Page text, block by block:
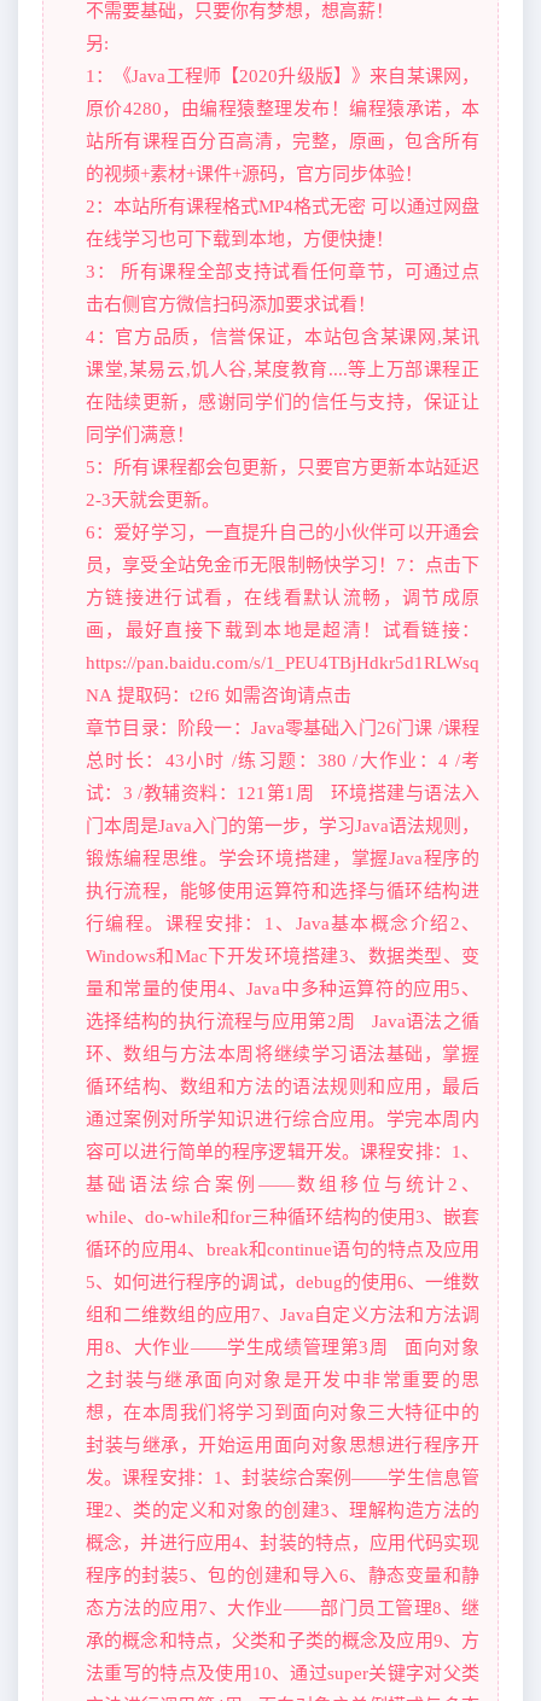
不需要基础，只要你有梦想，想高薪！
另:
1：《Java工程师【2020升级版】》来自某课网，
原价4280，由编程猿整理发布！编程猿承诺，本
站所有课程百分百高清，完整，原画，包含所有
的视频+素材+课件+源码，官方同步体验！
2：本站所有课程格式MP4格式无密 可以通过网盘
在线学习也可下载到本地，方便快捷！
3： 所有课程全部支持试看任何章节，可通过点
击右侧官方微信扫码添加要求试看！
4：官方品质，信誉保证，本站包含某课网,某讯
课堂,某易云,饥人谷,某度教育....等上万部课程正
在陆续更新，感谢同学们的信任与支持，保证让
同学们满意！
5：所有课程都会包更新，只要官方更新本站延迟
2-3天就会更新。
6：爱好学习，一直提升自己的小伙伴可以开通会
员，享受全站免金币无限制畅快学习！7：点击下
方链接进行试看，在线看默认流畅，调节成原
画，最好直接下载到本地是超清！试看链接：
https://pan.baidu.com/s/1_PEU4TBjHdkr5d1RLWsq
NA 提取码：t2f6 如需咨询请点击
章节目录：阶段一：Java零基础入门26门课 /课程
总时长：43小时 /练习题：380 /大作业：4 /考
试：3 /教辅资料：121第1周 环境搭建与语法入
门本周是Java入门的第一步，学习Java语法规则，
锻炼编程思维。学会环境搭建，掌握Java程序的
执行流程，能够使用运算符和选择与循环结构进
行编程。课程安排：1、Java基本概念介绍2、
Windows和Mac下开发环境搭建3、数据类型、变
量和常量的使用4、Java中多种运算符的应用5、
选择结构的执行流程与应用第2周 Java语法之循
环、数组与方法本周将继续学习语法基础，掌握
循环结构、数组和方法的语法规则和应用，最后
通过案例对所学知识进行综合应用。学完本周内
容可以进行简单的程序逻辑开发。课程安排：1、
基础语法综合案例——数组移位与统计2、
while、do-while和for三种循环结构的使用3、嵌套
循环的应用4、break和continue语句的特点及应用
5、如何进行程序的调试，debug的使用6、一维数
组和二维数组的应用7、Java自定义方法和方法调
用8、大作业——学生成绩管理第3周 面向对象
之封装与继承面向对象是开发中非常重要的思
想，在本周我们将学习到面向对象三大特征中的
封装与继承，开始运用面向对象思想进行程序开
发。课程安排：1、封装综合案例——学生信息管
理2、类的定义和对象的创建3、理解构造方法的
概念，并进行应用4、封装的特点，应用代码实现
程序的封装5、包的创建和导入6、静态变量和静
态方法的应用7、大作业——部门员工管理8、继
承的概念和特点，父类和子类的概念及应用9、方
法重写的特点及使用10、通过super关键字对父类